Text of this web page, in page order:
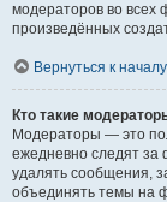
модераторов во всех
произведённых
Вернуться к началу
Кто такие
Модераторы — это
ежедневно следят за
удалять сообщения,
объединять темы на